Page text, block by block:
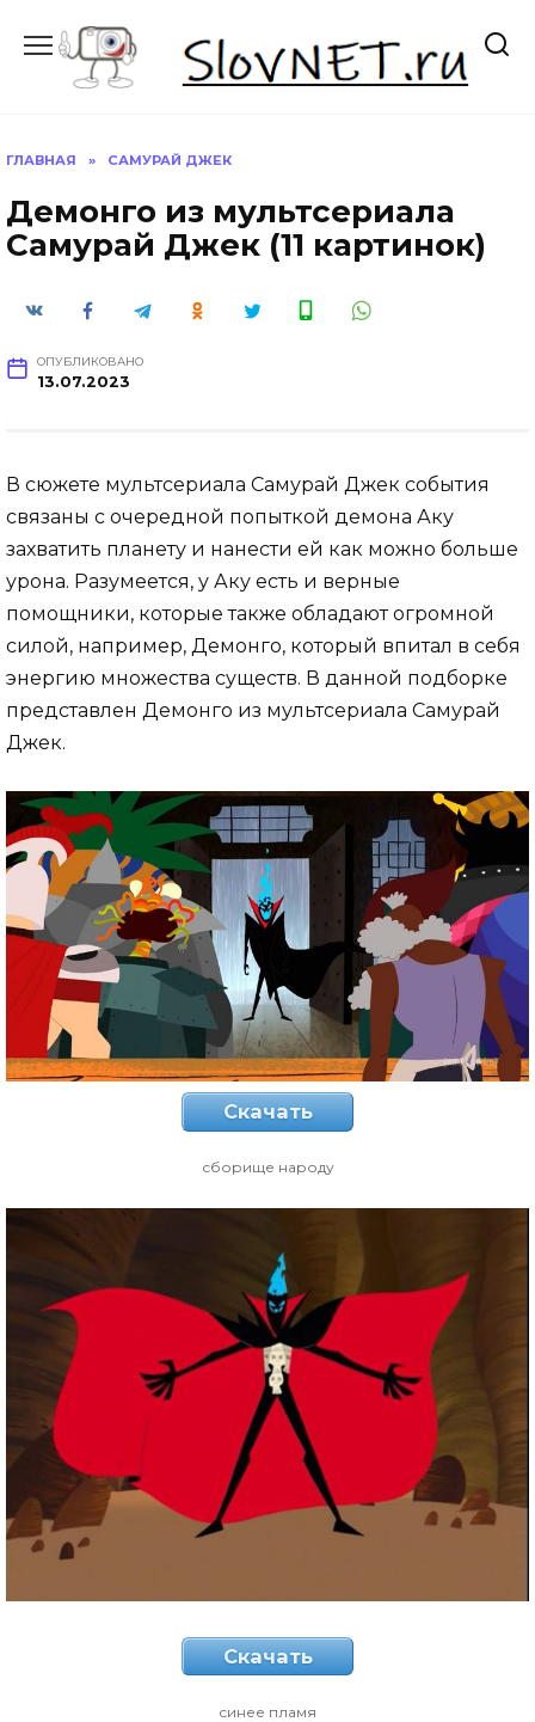
содержанию
ГЛАВНАЯ » САМУРАЙ ДЖЕК
Демонго из мультсериала
Самурай Джек (11 картинок)
ОПУБЛИКОВАНО
13.07.2023
В сюжете мультсериала Самурай Джек события
связаны с очередной попыткой демона Аку
захватить планету и нанести ей как можно больше
урона. Разумеется, у Аку есть и верные
помощники, которые также обладают огромной
силой, например, Демонго, который впитал в себя
энергию множества существ. В данной подборке
представлен Демонго из мультсериала Самурай
Джек.
Скачать
сборище народу
Скачать
синее пламя